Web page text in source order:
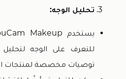
تحليل الوجه:
للتعرف على الوجه
توصيات مخصصة لمنتجات